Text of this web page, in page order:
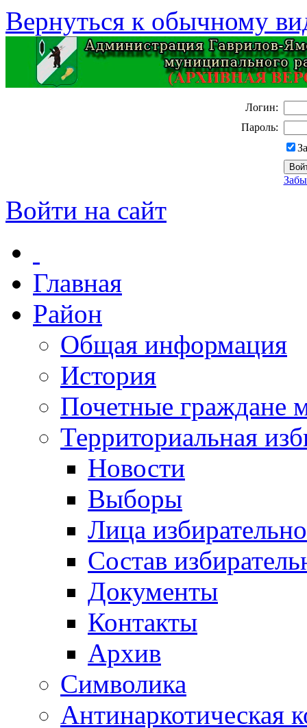
Вернуться к обычному
Логин:
Пароль:
Войти на сайт
Главная
Район
Общая информация
История
Почетные граждане
Территориальная
Новости
Выборы
Лица
Состав
Документы
Контакты
Архив
Символика
Антинаркотическая